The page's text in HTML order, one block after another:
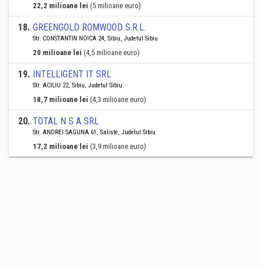
22,2 milioane lei (5 milioane euro)
18. GREENGOLD ROMWOOD S.R.L.
Str. CONSTANTIN NOICA 24, Sibiu, Judetul Sibiu
20 milioane lei (4,5 milioane euro)
19. INTELLIGENT IT SRL
Str. ACILIU 22, Sibiu, Judetul Sibiu
18,7 milioane lei (4,3 milioane euro)
20. TOTAL N S A SRL
Str. ANDREI SAGUNA 61, Saliste, Judetul Sibiu
17,2 milioane lei (3,9 milioane euro)